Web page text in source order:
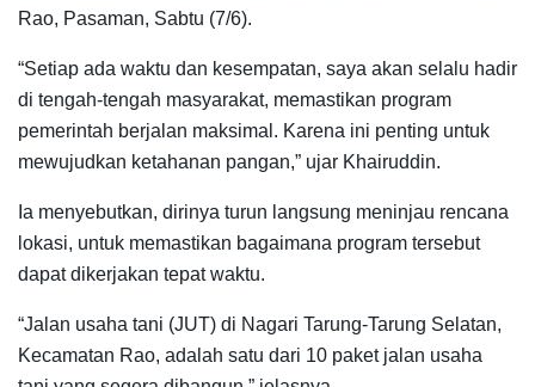
Rao, Pasaman, Sabtu (7/6).
“Setiap ada waktu dan kesempatan, saya akan selalu hadir
di tengah-tengah masyarakat, memastikan program
pemerintah berjalan maksimal. Karena ini penting untuk
mewujudkan ketahanan pangan,” ujar Khairuddin.
Ia menyebutkan, dirinya turun langsung meninjau rencana
lokasi, untuk memastikan bagaimana program tersebut
dapat dikerjakan tepat waktu.
“Jalan usaha tani (JUT) di Nagari Tarung-Tarung Selatan,
Kecamatan Rao, adalah satu dari 10 paket jalan usaha